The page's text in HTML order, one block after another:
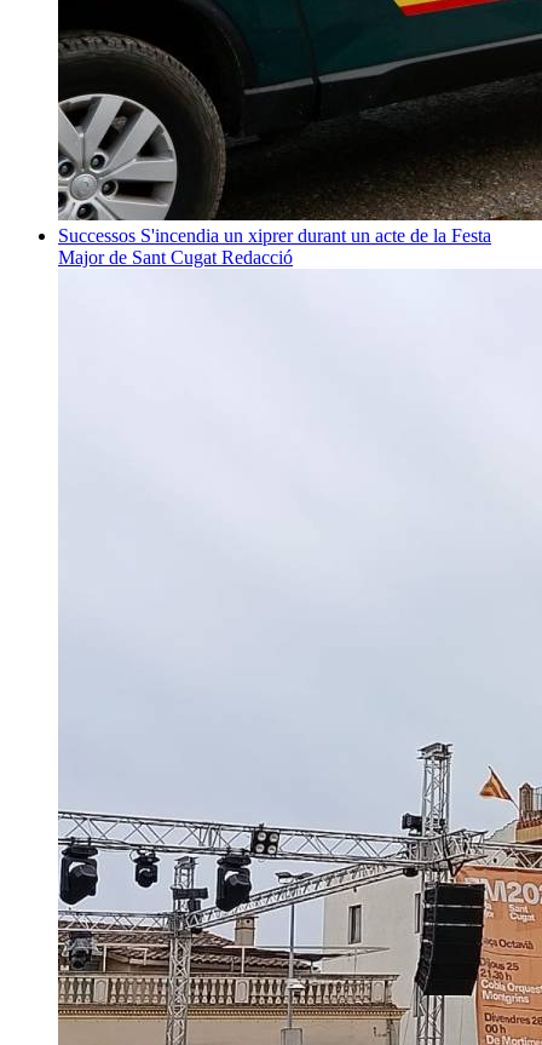
Successos S'incendia un xiprer durant un acte de la Festa
Major de Sant Cugat Redacció